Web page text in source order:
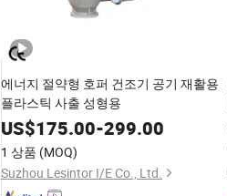
에너지 절약형 호퍼 건조기 공기 재활용
플라스틱 사출 성형용
US$175.00-299.00
1 상품 (MOQ)
Suzhou Lesintor I/E Co., Ltd.